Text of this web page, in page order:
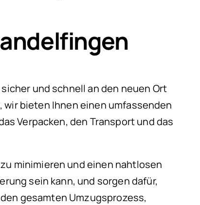
und schnell an den neuen Ort
bieten Ihnen einen umfassenden
Verpacken, den Transport und das
minimieren und einen nahtlosen
sein kann, und sorgen dafür,
gesamten Umzugsprozess,